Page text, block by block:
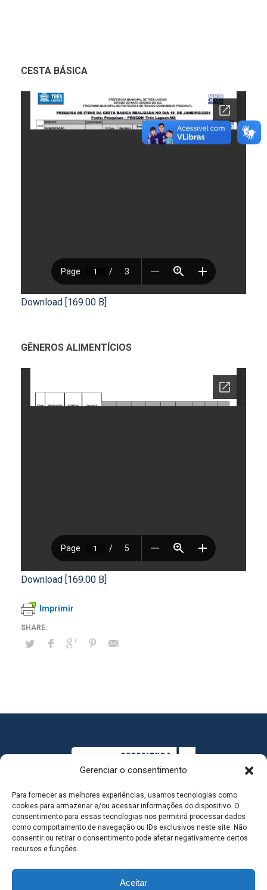
Gerenciar o consentimento
Para fornecer as melhores experiências, usamos tecnologias como
cookies para armazenar e/ou acessar informações do dispositivo. O
consentimento para essas tecnologias nos permitirá processar dados
como comportamento de navegação ou IDs exclusivos neste site. Não
consentir ou retirar o consentimento pode afetar negativamente certos
recursos e funções.
Aceitar
CESTA BÁSICA
Download [169.00 B]
GÊNEROS ALIMENTÍCIOS
Download [169.00 B]
Imprimir
MAPA DO SITE